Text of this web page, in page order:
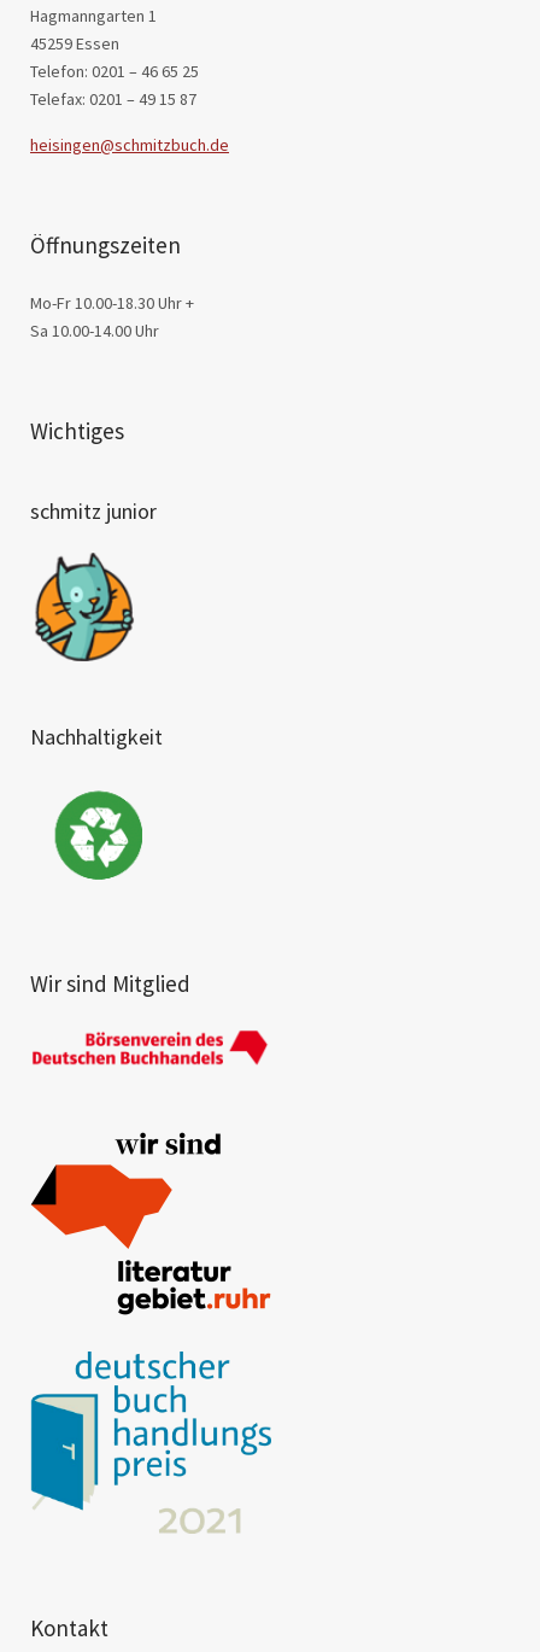
Hagmanngarten 1
45259 Essen
Telefon: 0201 – 46 65 25
Telefax: 0201 – 49 15 87
heisingen@schmitzbuch.de
Öffnungszeiten
Mo-Fr 10.00-18.30 Uhr +
Sa 10.00-14.00 Uhr
Wichtiges
schmitz junior
Nachhaltigkeit
Wir sind Mitglied
Kontakt